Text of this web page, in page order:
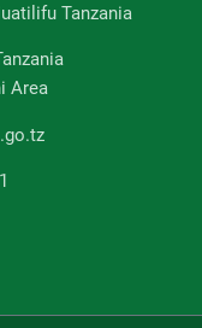
Tanzania
Area